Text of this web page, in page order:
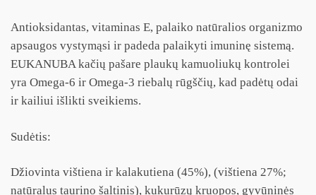
Antioksidantas, vitaminas E, palaiko natūralios organizmo
apsaugos vystymąsi ir padeda palaikyti imuninę sistemą.
EUKANUBA kačių pašare plaukų kamuoliukų kontrolei
yra Omega-6 ir Omega-3 riebalų rūgščių, kad padėtų odai
ir kailiui išlikti sveikiems.
Sudėtis:
Džiovinta vištiena ir kalakutiena (45%), (vištiena 27%;
natūralus taurino šaltinis), kukurūzų kruopos, gyvūninės